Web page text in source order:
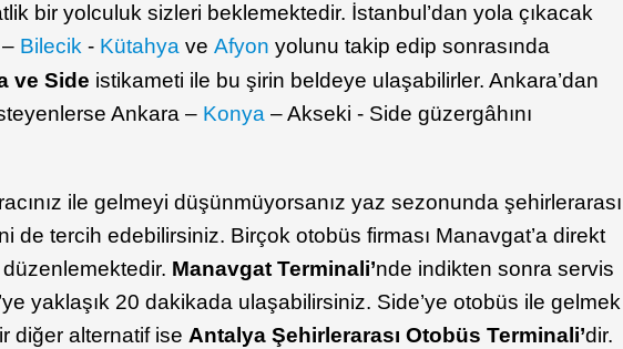
bir yolculuk sizleri beklemektedir. İstanbul’dan yola çıkacak
Bilecik - Kütahya veAfyon yolunu takip edip sonrasında
ve Side istikameti ile bu şirin beldeye ulaşabilirler. Ankara’dan
Ankara – Konya – Akseki - Side güzergâhını
ile gelmeyi düşünmüyorsanız yaz sezonunda şehirlerarası
de tercih edebilirsiniz. Birçok otobüs firması Manavgat’a direkt
Manavgat Terminali’nde indikten sonra servis
yaklaşık 20 dakikada ulaşabilirsiniz. Side’ye otobüs ile gelmek
diğer alternatif iseAntalya Şehirlerarası Otobüs Terminali’dir.